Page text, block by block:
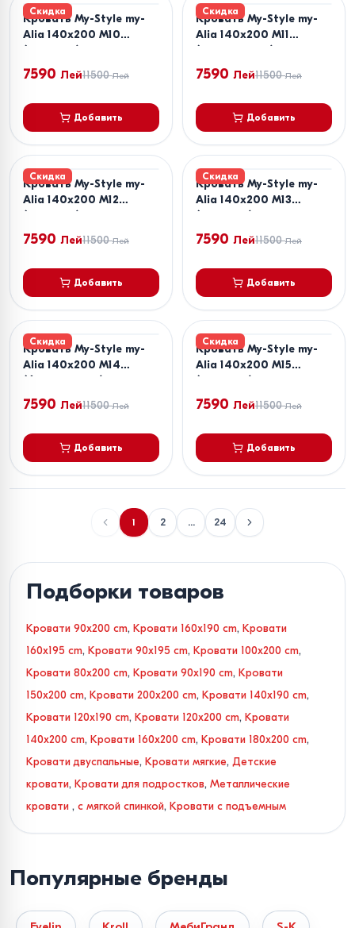
Скидка
Кровать My-Style my-
Alia 140x200 M10
(Розовый)
7590 Лей11500 Лей
Добавить
Скидка
Кровать My-Style my-
Alia 140x200 M11
(Коричневый)
7590 Лей11500 Лей
Добавить
Скидка
Кровать My-Style my-
Alia 140x200 M12
(Розовый)
7590 Лей11500 Лей
Добавить
Скидка
Кровать My-Style my-
Alia 140x200 M13
(Розовый)
7590 Лей11500 Лей
Добавить
Скидка
Кровать My-Style my-
Alia 140x200 M14
(Фиолетовый)
7590 Лей11500 Лей
Добавить
Скидка
Кровать My-Style my-
Alia 140x200 M15
(Зеленый)
7590 Лей11500 Лей
Добавить
1 2 ... 24
Подборки товаров
Кровати 90x200 cm, Кровати 160x190 cm, Кровати
160x195 cm, Кровати 90x195 cm, Кровати 100x200 cm,
Кровати 80x200 cm, Кровати 90x190 cm, Кровати
150x200 cm, Кровати 200x200 cm, Кровати 140x190 cm,
Кровати 120x190 cm, Кровати 120x200 cm, Кровати
140x200 cm, Кровати 160x200 cm, Кровати 180x200 cm,
Кровати двуспальные, Кровати мягкие, Детские
кровати, Кровати для подростков, Металлические
кровати , с мягкой спинкой, Кровати с подъемным
Кровати с каркасом и ламелями , Кровати с
Популярные бренды